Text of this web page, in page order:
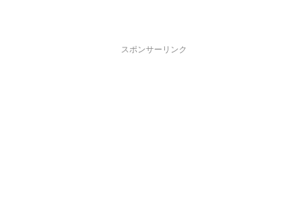
スポンサーリンク